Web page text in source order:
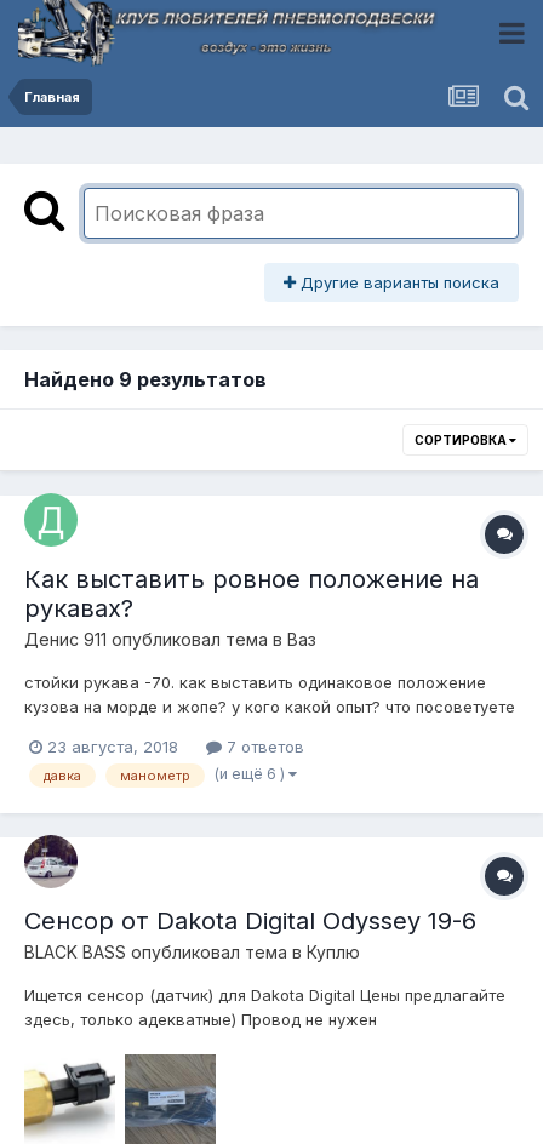
Главная
Другие варианты поиска
Найдено 9 результатов
СОРТИРОВКА
Как выставить ровное положение на
рукавах?
Денис 911 опубликовал тема в Ваз
стойки рукава -70. как выставить одинаковое положение
кузова на морде и жопе? у кого какой опыт? что посоветуете
23 августа, 2018
7 ответов
давка манометр (и ещё 6 )
Сенсор от Dakota Digital Odyssey 19-6
BLACK BASS опубликовал тема в Куплю
Ищется сенсор (датчик) для Dakota Digital Цены предлагайте
здесь, только адекватные) Провод не нужен